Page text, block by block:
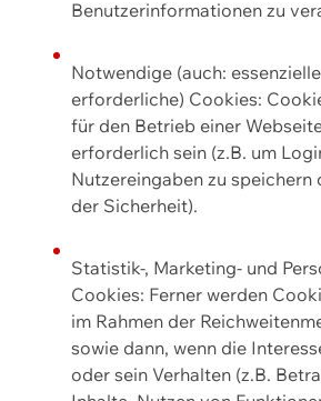
Benutzerinformationen zu
Notwendige (auch:
erforderliche) Cookies:
für den Betrieb einer
erforderlich sein (z.B. um
Nutzereingaben zu speichern
der Sicherheit).
Statistik-, Marketing- und
Cookies: Ferner werden
im Rahmen der
sowie dann, wenn die
oder sein Verhalten (z.B.